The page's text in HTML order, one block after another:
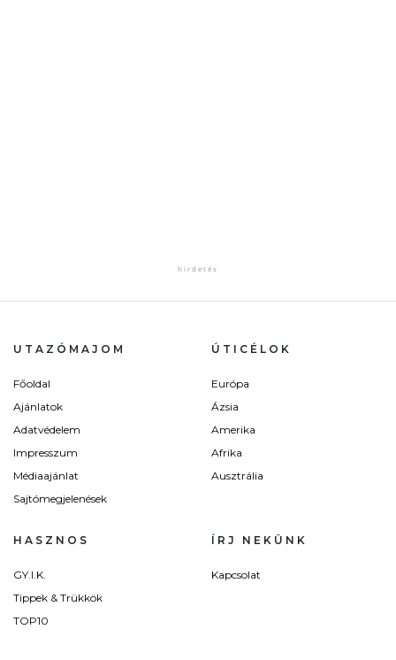
UTAZÓMAJOM
Főoldal
Ajánlatok
Adatvédelem
Impresszum
Médiaajánlat
Sajtómegjelenések
ÚTICÉLOK
Európa
Ázsia
Amerika
Afrika
Ausztrália
HASZNOS
GY.I.K.
Tippek & Trükkök
TOP10
ÍRJ NEKÜNK
Kapcsolat